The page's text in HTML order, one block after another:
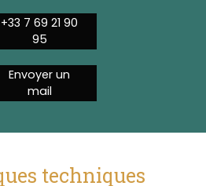
+33 7 69 21 90
95
Envoyer un
mail
techniques